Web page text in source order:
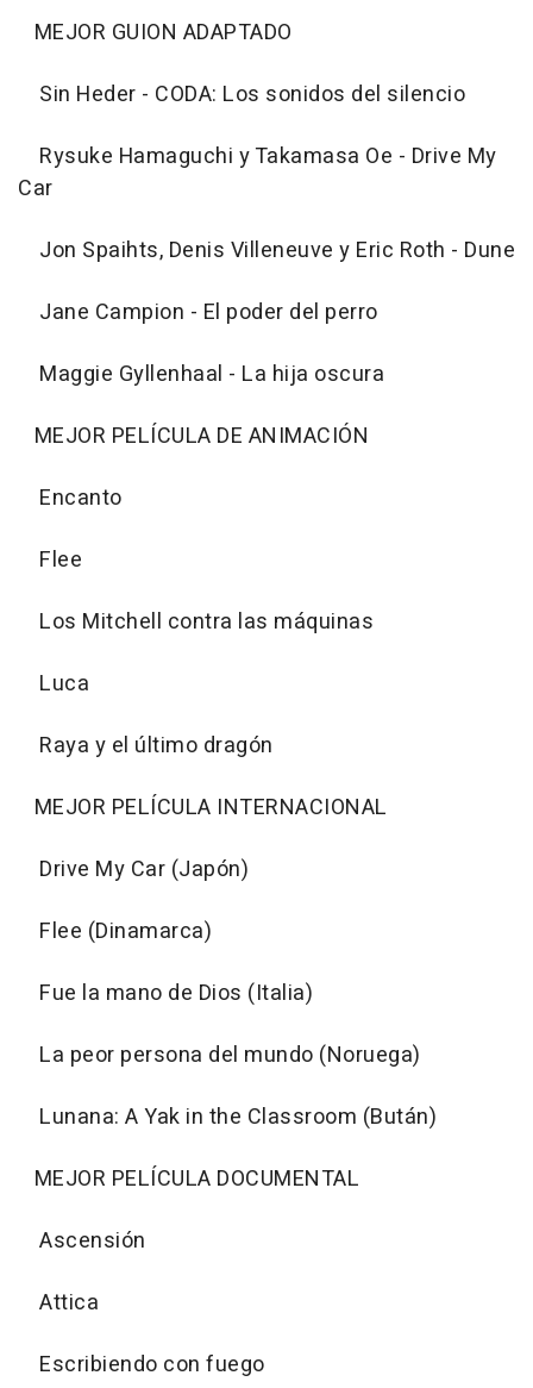
MEJOR GUION ADAPTADO
Sin Heder - CODA: Los sonidos del silencio
Rysuke Hamaguchi y Takamasa Oe - Drive My
Car
Jon Spaihts, Denis Villeneuve y Eric Roth - Dune
Jane Campion - El poder del perro
Maggie Gyllenhaal - La hija oscura
MEJOR PELÍCULA DE ANIMACIÓN
Encanto
Flee
Los Mitchell contra las máquinas
Luca
Raya y el último dragón
MEJOR PELÍCULA INTERNACIONAL
Drive My Car (Japón)
Flee (Dinamarca)
Fue la mano de Dios (Italia)
La peor persona del mundo (Noruega)
Lunana: A Yak in the Classroom (Bután)
MEJOR PELÍCULA DOCUMENTAL
Ascensión
Attica
Escribiendo con fuego